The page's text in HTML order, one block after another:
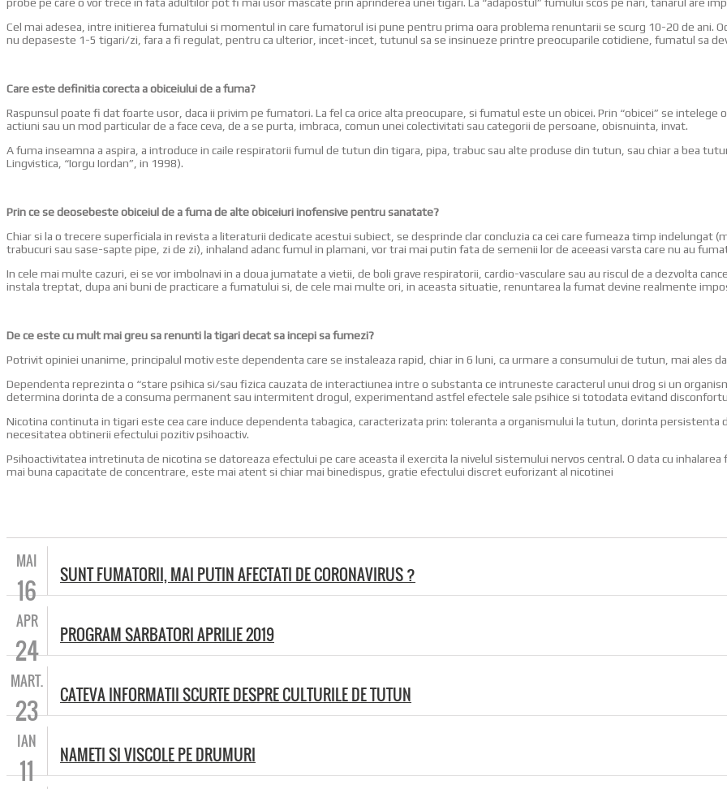
Cel mai adesea, intre initierea fumatului si momentul in care fumatorul isi pune pentru prima oara problema renuntarii se scurg 10-20 de ani.
nu depaseste 1-5 tigari/zi, fara a fi regulat, pentru ca ulterior, incet-incet, tutunul sa se insinueze printre preocuparile cotidiene, fumatul sa
Care este definitia corecta a obiceiului de a fuma?
Raspunsul poate fi dat foarte usor, daca ii privim pe fumatori. La fel ca orice alta preocupare, si fumatul este un obicei. Prin “obicei” se
actiuni sau un mod particular de a face ceva, de a se purta, imbraca, comun unei colectivitati sau categorii de persoane, obisnuinta, invat.
A fuma inseamna a aspira, a introduce in caile respiratorii fumul de tutun din tigara, pipa, trabuc sau alte produse din tutun, sau chiar a bea
Lingvistica, “Iorgu Iordan”, in 1998).
Prin ce se deosebeste obiceiul de a fuma de alte obiceiuri inofensive pentru sanatate?
Chiar si la o trecere superficiala in revista a literaturii dedicate acestui subiect, se desprinde clar concluzia ca cei care fumeaza timp indelungat
trabucuri sau sase-sapte pipe, zi de zi), inhaland adanc fumul in plamani, vor trai mai putin fata de semenii lor de aceeasi varsta care nu au
In cele mai multe cazuri, ei se vor imbolnavi in a doua jumatate a vietii, de boli grave respiratorii, cardio-vasculare sau au riscul de a dezvolta
instala treptat, dupa ani buni de practicare a fumatului si, de cele mai multe ori, in aceasta situatie, renuntarea la fumat devine realmente
De ce este cu mult mai greu sa renunti la tigari decat sa incepi sa fumezi?
Potrivit opiniei unanime, principalul motiv este dependenta care se instaleaza rapid, chiar in 6 luni, ca urmare a consumului de tutun, mai ales
Dependenta reprezinta o “stare psihica si/sau fizica cauzata de interactiunea intre o substanta ce intruneste caracterul unui drog si un
determina dorinta de a consuma permanent sau intermitent drogul, experimentand astfel efectele sale psihice si totodata evitand
Nicotina continuta in tigari este cea care induce dependenta tabagica, caracterizata prin: toleranta a organismului la tutun, dorinta
necesitatea obtinerii efectului pozitiv psihoactiv.
Psihoactivitatea intretinuta de nicotina se datoreaza efectului pe care aceasta il exercita la nivelul sistemului nervos central. O data cu
mai buna capacitate de concentrare, este mai atent si chiar mai binedispus, gratie efectului discret euforizant al nicotinei
MAI
16 SUNT FUMATORII, MAI PUTIN AFECTATI DE CORONAVIRUS ?
APR
24 PROGRAM SARBATORI APRILIE 2019
MART.
23 CATEVA INFORMATII SCURTE DESPRE CULTURILE DE TUTUN
IAN
11 NAMETI SI VISCOLE PE DRUMURI